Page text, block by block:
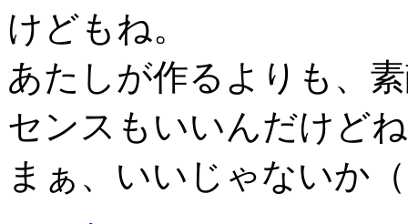
けどもね。
あたしが作るよりも、
センスもいいんだけど
まぁ、いいじゃないか